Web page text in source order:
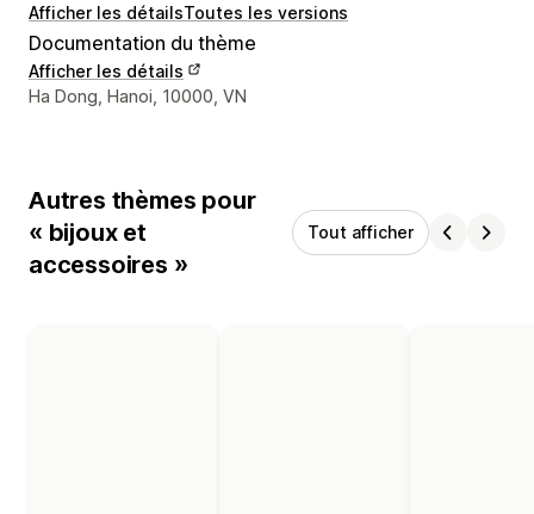
Afficher les détailsToutes les versions
Documentation du thème
Afficher les détails
Coordonnées du concepteur
Ha Dong, Hanoi, 10000, VN
Autres thèmes pour
« bijoux et
accessoires »
Tout afficher